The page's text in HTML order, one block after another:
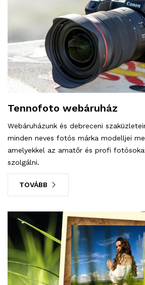
Tennofoto webáruház
Webáruházunk és debreceni
minden neves fotós márka modelljei
amelyekkel az amatőr és profi
szolgálni.
TOVÁBB